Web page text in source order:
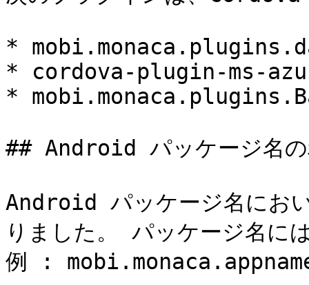
*
* cordova-plugin-ms-
*
## Android パッケージ名の
Android パッケージ名にお
りました。 パッケージ名に
例 :